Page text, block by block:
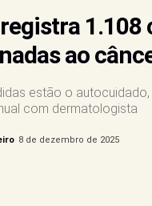
1.108
ao
estão o
com dermatologista
8 de dezembro de 2025